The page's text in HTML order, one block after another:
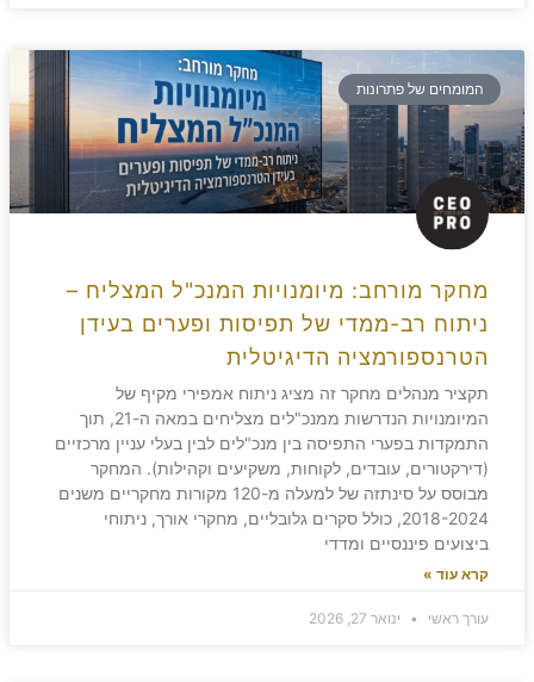
המומחים של פתרונות
מחקר מורחב: מיומנויות המנכ"ל המצליח –
ניתוח רב-ממדי של תפיסות ופערים בעידן
הטרנספורמציה הדיגיטלית
תקציר מנהלים מחקר זה מציג ניתוח אמפירי מקיף של
המיומנויות הנדרשות ממנכ"לים מצליחים במאה ה-21, תוך
התמקדות בפערי התפיסה בין מנכ"לים לבין בעלי עניין מרכזיים
(דירקטורים, עובדים, לקוחות, משקיעים וקהילות). המחקר
מבוסס על סינתזה של למעלה מ-120 מקורות מחקריים משנים
2018-2024, כולל סקרים גלובליים, מחקרי אורך, ניתוחי
ביצועים פיננסיים ומדדי
קרא עוד »
עורך ראשי ינואר 27, 2026